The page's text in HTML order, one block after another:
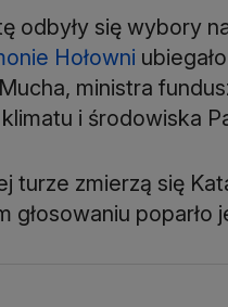
odbyły się wybory
Hołowni
ministra
i środowiska
turze zmierzą się
głosowaniu poparło